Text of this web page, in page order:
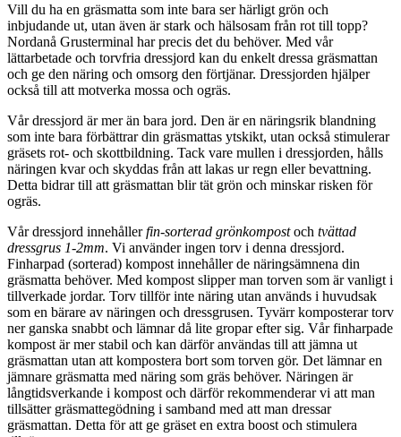
Vill du ha en gräsmatta som inte bara ser härligt grön och
inbjudande ut, utan även är stark och hälsosam från rot till topp?
Nordanå Grusterminal har precis det du behöver. Med vår
lättarbetade och torvfria dressjord kan du enkelt dressa gräsmattan
och ge den näring och omsorg den förtjänar. Dressjorden hjälper
också till att motverka mossa och ogräs.
Vår dressjord är mer än bara jord. Den är en näringsrik blandning
som inte bara förbättrar din gräsmattas ytskikt, utan också stimulerar
gräsets rot- och skottbildning. Tack vare mullen i dressjorden, hålls
näringen kvar och skyddas från att lakas ur regn eller bevattning.
Detta bidrar till att gräsmattan blir tät grön och minskar risken för
ogräs.
Vår dressjord innehållerfin-sorterad grönkompostoch tvättad
dressgrus 1-2mm. Vi använder ingen torv i denna dressjord.
Finharpad (sorterad) kompost innehåller de näringsämnena din
gräsmatta behöver. Med kompost slipper man torven som är vanligt i
tillverkade jordar. Torv tillför inte näring utan används i huvudsak
som en bärare av näringen och dressgrusen. Tyvärr komposterar torv
ner ganska snabbt och lämnar då lite gropar efter sig. Vår finharpade
kompost är mer stabil och kan därför användas till att jämna ut
gräsmattan utan att kompostera bort som torven gör. Det lämnar en
jämnare gräsmatta med näring som gräs behöver. Näringen är
långtidsverkande i kompost och därför rekommenderar vi att man
tillsätter gräsmattegödning i samband med att man dressar
gräsmattan. Detta för att ge gräset en extra boost och stimulera